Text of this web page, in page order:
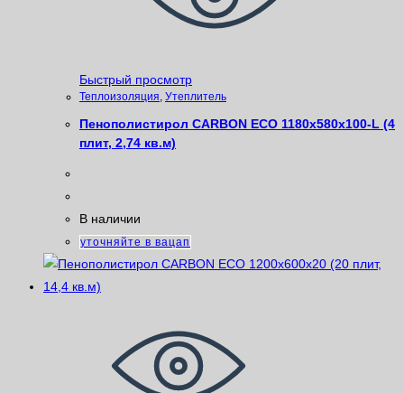
Быстрый просмотр
Теплоизоляция, Утеплитель
Пенополистирол CARBON ECO 1180х580х100-L (4
плит, 2,74 кв.м)
В наличии
уточняйте в вацап